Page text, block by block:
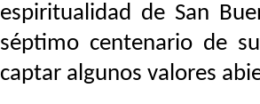
espiritualidad de San
séptimo centenario de
captar algunos valores